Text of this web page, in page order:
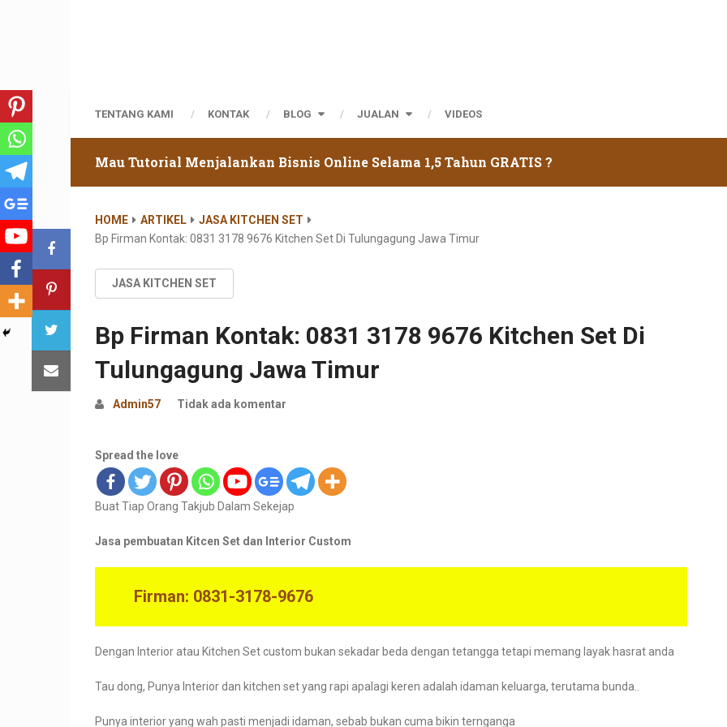
TENTANG KAMI KONTAK BLOG JUALAN VIDEOS
Mau Tutorial Menjalankan Bisnis Online Selama 1,5 Tahun GRATIS ?
HOME ARTIKEL
JASA KITCHEN SET
Bp Firman Kontak: 0831 3178 9676 Kitchen Set Di Tulungagung Jawa Timur
JASA KITCHEN SET
Bp Firman Kontak: 0831 3178 9676 Kitchen Set Di
Tulungagung Jawa Timur
Admin57 Tidak ada komentar
Spread the love
Buat Tiap Orang Takjub Dalam Sekejap
Jasa pembuatan Kitcen Set dan Interior Custom
Firman: 0831-3178-9676
Dengan Interior atau Kitchen Set custom bukan sekadar beda dengan tetangga tetapi memang layak hasrat anda
Tau dong, Punya Interior dan kitchen set yang rapi apalagi keren adalah idaman keluarga, terutama bunda..
Punya interior yang wah pasti menjadi idaman, sebab bukan cuma bikin ternganga